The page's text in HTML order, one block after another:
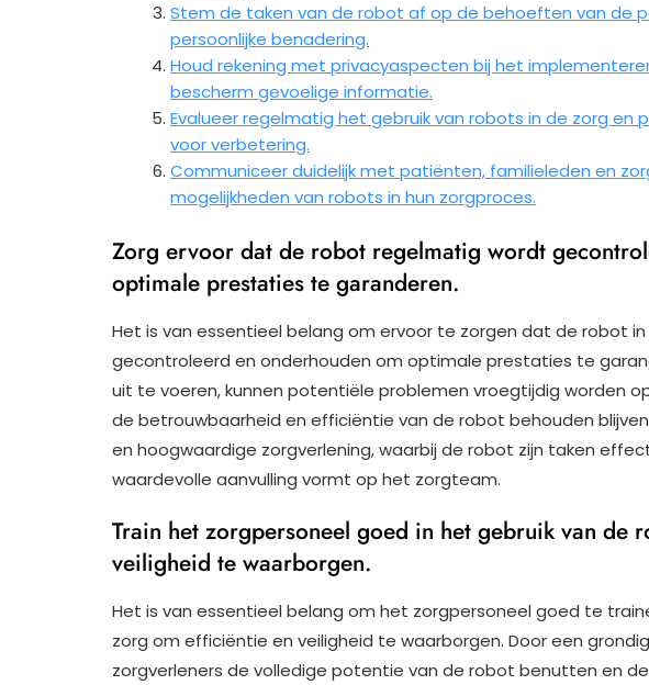
Stem de taken van de robot af op de behoeften van de
persoonlijke benadering.
Houd rekening met privacyaspecten bij het
bescherm gevoelige informatie.
Evalueer regelmatig het gebruik van robots in de zorg en
voor verbetering.
Communiceer duidelijk met patiënten, familieleden en
mogelijkheden van robots in hun zorgproces.
Zorg ervoor dat de robot regelmatig wordt
optimale prestaties te garanderen.
Het is van essentieel belang om ervoor te zorgen dat de robot
gecontroleerd en onderhouden om optimale prestaties te
uit te voeren, kunnen potentiële problemen vroegtijdig worden
de betrouwbaarheid en efficiëntie van de robot behouden
en hoogwaardige zorgverlening, waarbij de robot zijn taken
waardevolle aanvulling vormt op het zorgteam.
Train het zorgpersoneel goed in het gebruik van de
veiligheid te waarborgen.
Het is van essentieel belang om het zorgpersoneel goed te
zorg om efficiëntie en veiligheid te waarborgen. Door een
zorgverleners de volledige potentie van de robot benutten en